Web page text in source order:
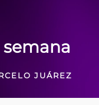
JUÁREZ